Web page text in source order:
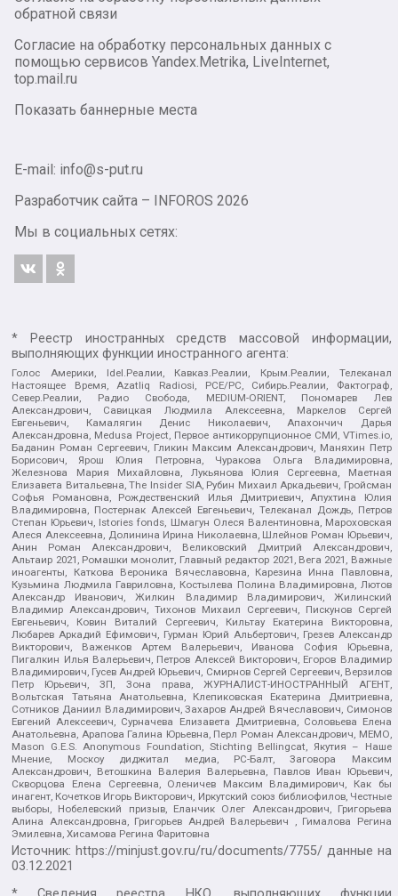
обратной связи
Согласие на обработку персональных данных с
помощью сервисов Yandex.Metrika, LiveInternet,
top.mail.ru
Показать баннерные места
E-mail: info@s-put.ru
Разработчик сайта –
INFOROS 2026
Мы в социальных сетях:
* Реестр иностранных средств массовой информации,
выполняющих функции иностранного агента:
Голос Америки, Idel.Реалии, Кавказ.Реалии, Крым.Реалии, Телеканал
Настоящее Время, Azatliq Radiosi, PCE/PC, Сибирь.Реалии, Фактограф,
Север.Реалии, Радио Свобода, MEDIUM-ORIENT, Пономарев Лев
Александрович, Савицкая Людмила Алексеевна, Маркелов Сергей
Евгеньевич, Камалягин Денис Николаевич, Апахончич Дарья
Александровна, Medusa Project, Первое антикоррупционное СМИ, VTimes.io,
Баданин Роман Сергеевич, Гликин Максим Александрович, Маняхин Петр
Борисович, Ярош Юлия Петровна, Чуракова Ольга Владимировна,
Железнова Мария Михайловна, Лукьянова Юлия Сергеевна, Маетная
Елизавета Витальевна, The Insider SIA, Рубин Михаил Аркадьевич, Гройсман
Софья Романовна, Рождественский Илья Дмитриевич, Апухтина Юлия
Владимировна, Постернак Алексей Евгеньевич, Телеканал Дождь, Петров
Степан Юрьевич, Istories fonds, Шмагун Олеся Валентиновна, Мароховская
Алеся Алексеевна, Долинина Ирина Николаевна, Шлейнов Роман Юрьевич,
Анин Роман Александрович, Великовский Дмитрий Александрович,
Альтаир 2021, Ромашки монолит, Главный редактор 2021, Вега 2021, Важные
иноагенты, Каткова Вероника Вячеславовна, Карезина Инна Павловна,
Кузьмина Людмила Гавриловна, Костылева Полина Владимировна, Лютов
Александр Иванович, Жилкин Владимир Владимирович, Жилинский
Владимир Александрович, Тихонов Михаил Сергеевич, Пискунов Сергей
Евгеньевич, Ковин Виталий Сергеевич, Кильтау Екатерина Викторовна,
Любарев Аркадий Ефимович, Гурман Юрий Альбертович, Грезев Александр
Викторович, Важенков Артем Валерьевич, Иванова София Юрьевна,
Пигалкин Илья Валерьевич, Петров Алексей Викторович, Егоров Владимир
Владимирович, Гусев Андрей Юрьевич, Смирнов Сергей Сергеевич, Верзилов
Петр Юрьевич, ЗП, Зона права, ЖУРНАЛИСТ-ИНОСТРАННЫЙ АГЕНТ,
Вольтская Татьяна Анатольевна, Клепиковская Екатерина Дмитриевна,
Сотников Даниил Владимирович, Захаров Андрей Вячеславович, Симонов
Евгений Алексеевич, Сурначева Елизавета Дмитриевна, Соловьева Елена
Анатольевна, Арапова Галина Юрьевна, Перл Роман Александрович, МЕМО,
Mason G.E.S. Anonymous Foundation, Stichting Bellingcat, Якутия – Наше
Мнение, Москоу диджитал медиа, РС-Балт, Заговора Максим
Александрович, Ветошкина Валерия Валерьевна, Павлов Иван Юрьевич,
Скворцова Елена Сергеевна, Оленичев Максим Владимирович, Как бы
инагент, Кочетков Игорь Викторович, Иркутский союз библиофилов, Честные
выборы, Нобелевский призыв, Еланчик Олег Александрович, Григорьева
Алина Александровна, Григорьев Андрей Валерьевич , Гималова Регина
Эмилевна, Хисамова Регина Фаритовна
Источник: https://minjust.gov.ru/ru/documents/7755/ данные на
03.12.2021